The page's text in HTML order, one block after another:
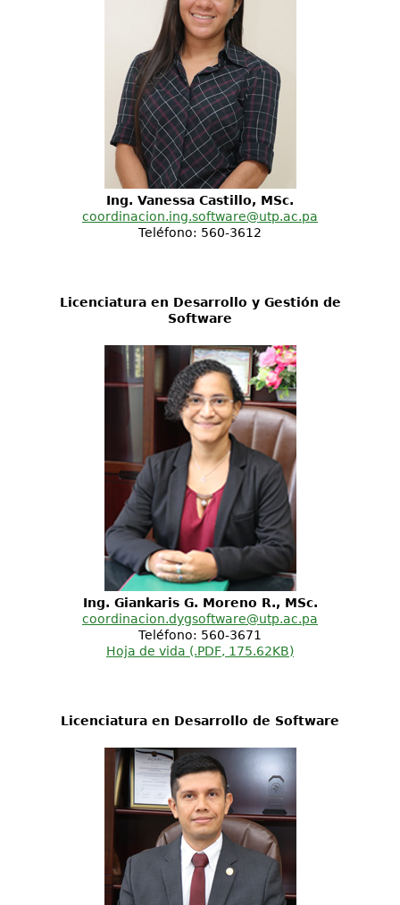
Ing. Vanessa Castillo, MSc.
coordinacion.ing.software@utp.ac.pa
Teléfono: 560-3612
Licenciatura en Desarrollo y Gestión de
Software
Ing. Giankaris G. Moreno R., MSc.
coordinacion.dygsoftware@utp.ac.pa
Teléfono: 560-3671
Hoja de vida (.PDF, 175.62KB)
Licenciatura en Desarrollo de Software